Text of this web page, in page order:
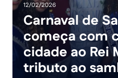
12/02/2026
Carnaval de
começa com
cidade ao Rei
tributo ao